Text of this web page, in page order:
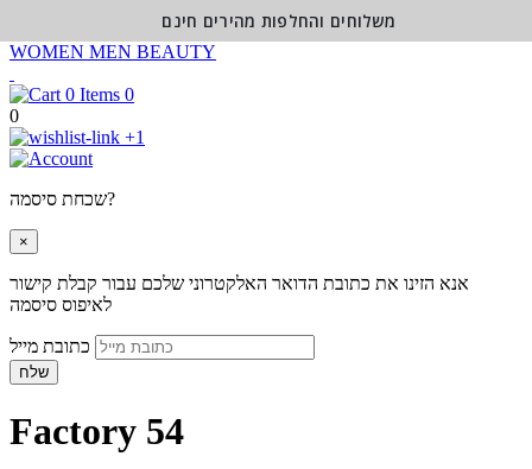
WOMEN MEN BEAUTY
0
0
+1
שכחת סיסמה?
×
אנא הזינו את כתובת הדואר האלקטרוני שלכם עבור קבלת קישור
לאיפוס סיסמה
שלח
Factory 54
משלוחים והחלפות מהירים חינם